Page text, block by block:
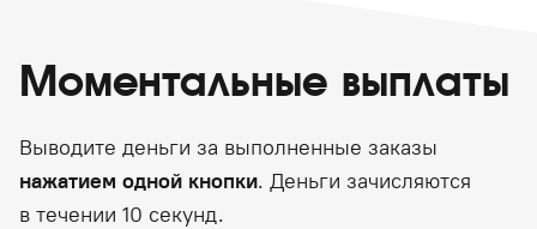
Моментальные выплаты
Выводите деньги за выполненные заказы
нажатием одной кнопки. Деньги зачисляются
в течении 10 секунд.